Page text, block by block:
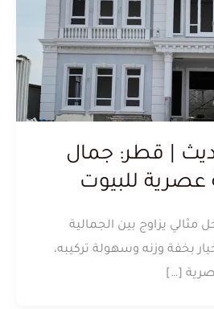
| قطر: جمال
عصرية للبيوت
مثالي يزاوج بين الجمالية
بخفة وزنه وسهولة تركيبه،
[…]